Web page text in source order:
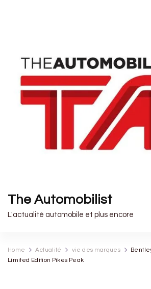
The Automobilist
L'actualité automobile et plus encore
Home Actualité vie des marques
Limited Edition Pikes Peak